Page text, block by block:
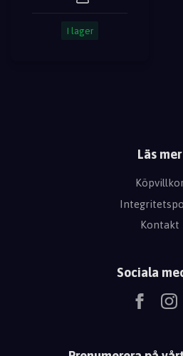
I lager
Läs mer
Kontakt
Sociala